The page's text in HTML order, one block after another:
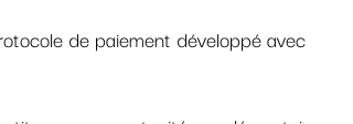
de paiement développé avec